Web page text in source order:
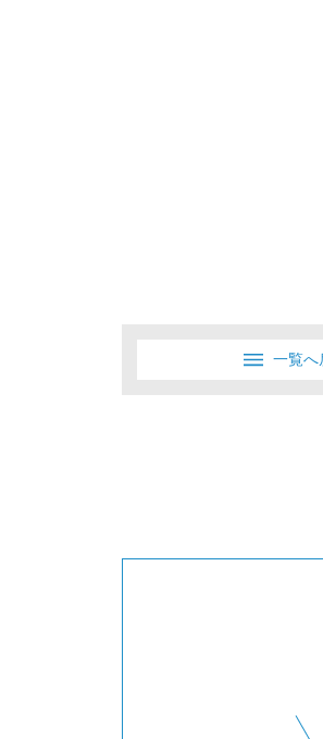
一覧へ